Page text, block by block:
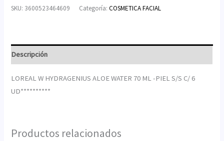
SKU: 3600523464609 Categoría:COSMETICA FACIAL
Descripción
LOREAL W HYDRAGENIUS ALOE WATER 70 ML -PIEL S/S C/ 6
UD**********
Productos relacionados